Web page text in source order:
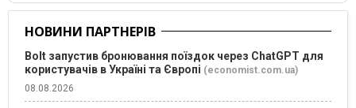
НОВИНИ ПАРТНЕРІВ
Bolt запустив бронювання поїздок через ChatGPT для
користувачів в Україні та Європі (economist.com.ua)
08.08.2026